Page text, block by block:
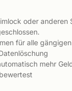
oder anderen
für alle
mehr